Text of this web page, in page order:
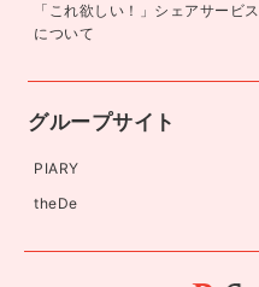
「これ欲しい！」シェアサービス
について
グループサイト
PIARY
theDe